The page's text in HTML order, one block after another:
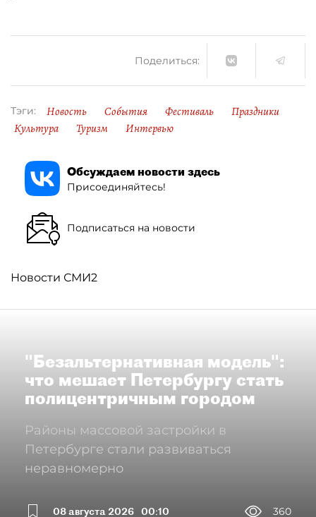
Поделиться:
Тэги: Новость События Фестиваль
Праздники
Культура
Туризм Интервью
Обсуждаем новости здесь
Присоединяйтесь!
Подписаться на новости
Новости СМИ2
"Безальтернативная модель":
что мешает Петербургу стать
полицентричным городом
Районы массовой застройки в
Петербурге стали развиваться
неравномерно
08 августа 2026 00:10 360